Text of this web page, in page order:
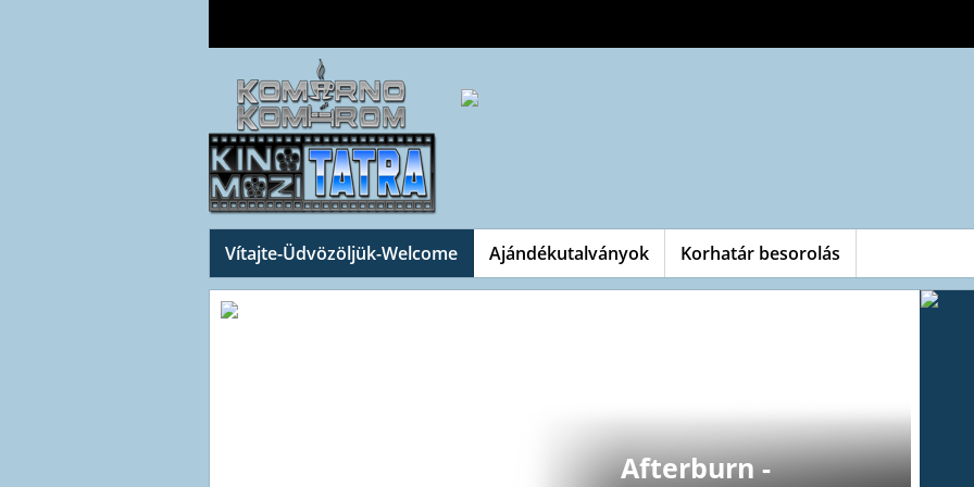
Vítajte-Üdvözöljük-Welcome Ajándékutalványok Korhatár besorolás
Afterburn -